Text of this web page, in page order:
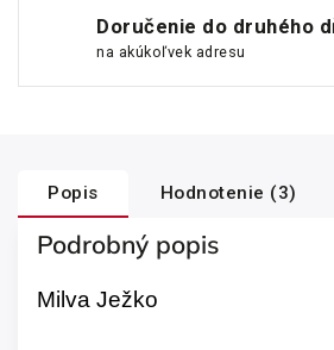
Doručenie do druhého
na akúkoľvek adresu
Popis Hodnotenie (3)
Podrobný popis
Milva Ježko